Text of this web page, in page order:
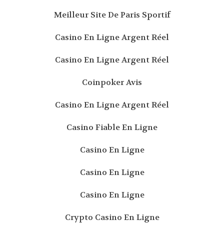
Meilleur Site De Paris Sportif
Casino En Ligne Argent Réel
Casino En Ligne Argent Réel
Coinpoker Avis
Casino En Ligne Argent Réel
Casino Fiable En Ligne
Casino En Ligne
Casino En Ligne
Casino En Ligne
Crypto Casino En Ligne